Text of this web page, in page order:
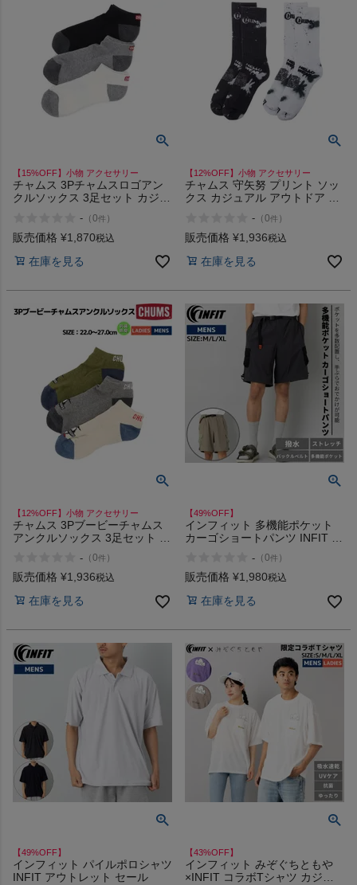
インフィット INFIT
サックス SAXX
スポーツマリオTOP
お気に入り
クーポン一覧
商品レビュー
プロテイン・サプリメントまとめ買い
アウトレットセール
スタッフコーディネート
スタッフブログ
【15%OFF】小物 アクセサリー
チャムス 3Pチャムスロゴアン
クルソックス 3足セット カジュ
抗菌 防臭 くるぶし丈 CHUMS
3P Logo Ankle Socks
- （0件 ）
販売価格 ¥1,870税込
在庫を見る
【12%OFF】小物 アクセサリー
チャムス 守矢努 プリント ソッ
クス カジュアル アウトドア 靴
CHUMS 3D Print Socks
- （0件 ）
販売価格 ¥1,936税込
在庫を見る
【12%OFF】小物 アクセサリー
チャムス 3Pブービーチャムス
アンクルソックス 3足セット カ
靴下 抗菌 防臭 くるぶし丈
CHUMS 3P Booby Ankle Socks
- （0件 ）
販売価格 ¥1,936税込
在庫を見る
【49%OFF】
インフィット 多機能ポケット
カーゴショートパンツ INFIT ア
- （0件 ）
販売価格 ¥1,980税込
在庫を見る
【49%OFF】
インフィット パイルポロシャツ
INFIT アウトレット セール
【43%OFF】
インフィット みぞぐちともや
×INFIT コラボTシャツ カジュ